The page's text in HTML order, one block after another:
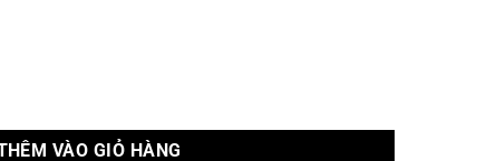
Liệu Tấn Phát Uy Tín số lượng
VÀO GIỎ HÀNG